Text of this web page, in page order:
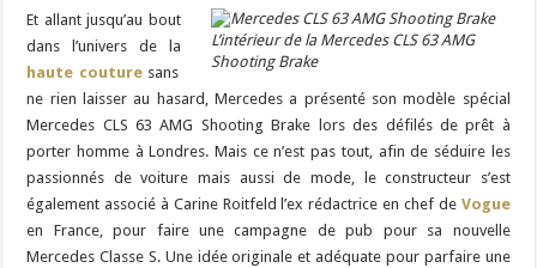
L’intérieur de la Mercedes CLS 63 AMG
Shooting Brake
Et allant jusqu’au bout
dans l’univers de la
haute couturesans
ne rien laisser au hasard, Mercedes a présenté son modèle spécial
Mercedes CLS 63 AMG Shooting Brake lors des défilés de prêt à
porter homme à Londres. Mais ce n’est pas tout, afin de séduire les
passionnés de voiture mais aussi de mode, le constructeur s’est
également associé à Carine Roitfeld l’ex rédactrice en chef de Vogue
en France, pour faire une campagne de pub pour sa nouvelle
Mercedes Classe S. Une idée originale et adéquate pour parfaire une